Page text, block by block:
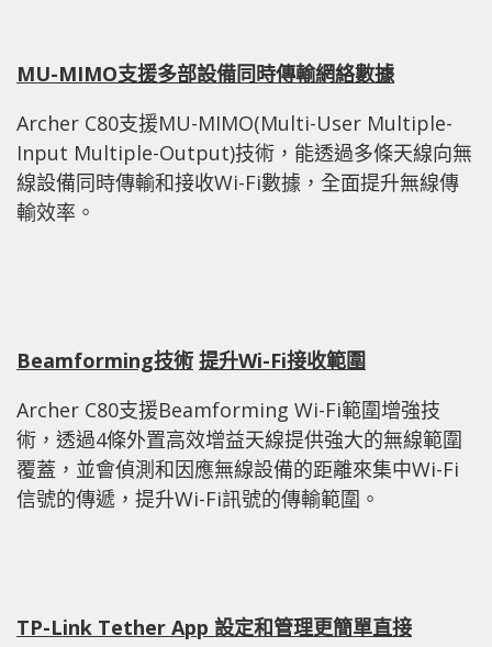
MU-MIMO支援多部設備同時傳輸網絡數據
Archer C80支援MU-MIMO(Multi-User Multiple-
Input Multiple-Output)技術，能透過多條天線向無
線設備同時傳輸和接收Wi-Fi數據，全面提升無線傳
輸效率。
Beamforming技術 提升Wi-Fi接收範圍
Archer C80支援Beamforming Wi-Fi範圍增強技
術，透過4條外置高效增益天線提供強大的無線範圍
覆蓋，並會偵測和因應無線設備的距離來集中Wi-Fi
信號的傳遞，提升Wi-Fi訊號的傳輸範圍。
TP-Link Tether App 設定和管理更簡單直接